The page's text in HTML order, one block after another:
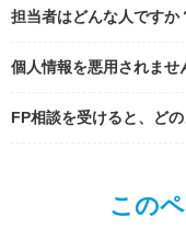
担当者はどんな人ですか
個人情報を悪用されませ
FP相談を受けると、ど
この